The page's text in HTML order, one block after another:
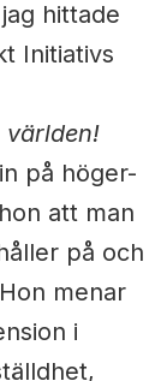
hittade
Initiativs
världen!
på höger-
att man
på och
menar
i